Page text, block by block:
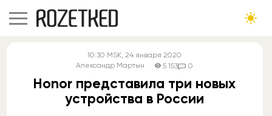
10:30 MSK, 24 января 2020
Александр Мартын
5 153 0
Honor представила три новых
устройства в России